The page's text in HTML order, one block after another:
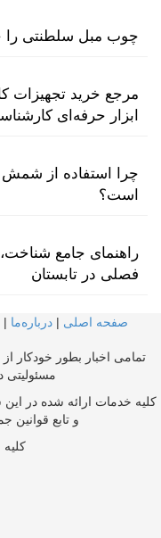
چوب مبل سلطنتی را
مرجع خرید تجهیزات
ابزار حرفه‌ای
چرا استفاده از شمش
است؟
راهنمای جامع
فصلی در تابستان
صفحه اصلی | درباره‌ما |
تمامی اخبار بطور خودکار
مسئولیتی
کلیه خدمات ارائه شده در
و تابع قوانین